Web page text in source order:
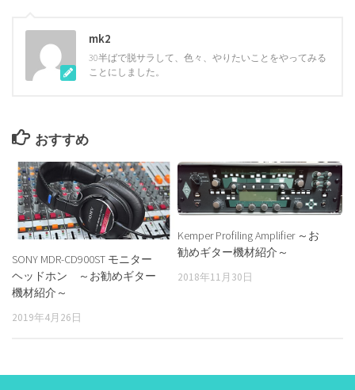
mk2
30半ばで脱サラして、色々、やりたいことをやってみる
ことにしました。
おすすめ
SONY MDR-CD900ST モニター
ヘッドホン ～お勧めギター
機材紹介～
2019年4月26日
Kemper Profiling Amplifier ～お
勧めギター機材紹介～
2018年11月30日